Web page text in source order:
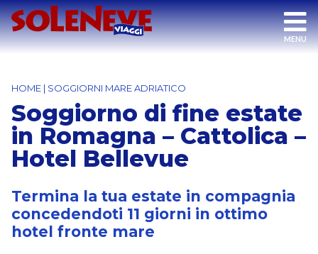
HOME | SOGGIORNI MARE ADRIATICO
Soggiorno di fine estate
in Romagna – Cattolica –
Hotel Bellevue
Termina la tua estate in compagnia
concedendoti 11 giorni in ottimo
hotel fronte mare